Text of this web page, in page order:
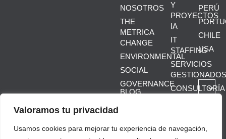
Valoramos tu privacidad
Usamos cookies para mejorar tu experiencia de navegación,
NOSOTROS
THE
METRICA
CHANGE
ENVIRONMENTAL
SOCIAL
GOVERNANCE
BLOG
Y
PROYECTOS
IA
IT
STAFFING
SERVICIOS
GESTIONADOS
CONSULTORÍA
PEOPLE
360
PERÚ
CHILE
USA